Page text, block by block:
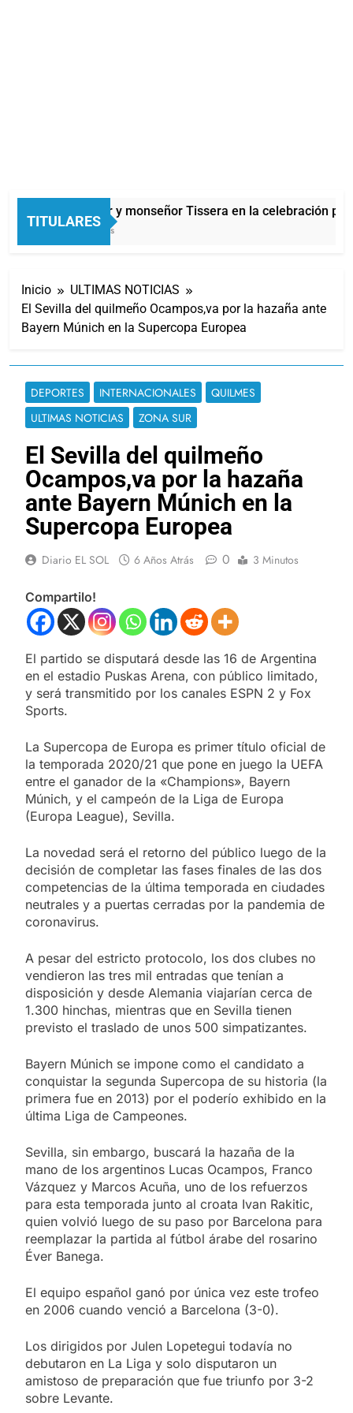
TITULARES
Carlos Balor y monseñor Tissera en la celebración por
58 Minutos Atrás
Inicio
ULTIMAS NOTICIAS
El Sevilla del quilmeño Ocampos,va por la hazaña ante
Bayern Múnich en la Supercopa Europea
DEPORTES INTERNACIONALES
QUILMES
ULTIMAS NOTICIAS
ZONA SUR
El Sevilla del quilmeño
Ocampos,va por la hazaña
ante Bayern Múnich en la
Supercopa Europea
Diario EL SOL 6 Años Atrás 0 3 Minutos
Compartilo!
El partido se disputará desde las 16 de Argentina
en el estadio Puskas Arena, con público limitado,
y será transmitido por los canales ESPN 2 y Fox
Sports.
La Supercopa de Europa es primer título oficial de
la temporada 2020/21 que pone en juego la UEFA
entre el ganador de la «Champions», Bayern
Múnich, y el campeón de la Liga de Europa
(Europa League), Sevilla.
La novedad será el retorno del público luego de la
decisión de completar las fases finales de las dos
competencias de la última temporada en ciudades
neutrales y a puertas cerradas por la pandemia de
coronavirus.
A pesar del estricto protocolo, los dos clubes no
vendieron las tres mil entradas que tenían a
disposición y desde Alemania viajarían cerca de
1.300 hinchas, mientras que en Sevilla tienen
previsto el traslado de unos 500 simpatizantes.
Bayern Múnich se impone como el candidato a
conquistar la segunda Supercopa de su historia (la
primera fue en 2013) por el poderío exhibido en la
última Liga de Campeones.
Sevilla, sin embargo, buscará la hazaña de la
mano de los argentinos Lucas Ocampos, Franco
Vázquez y Marcos Acuña, uno de los refuerzos
para esta temporada junto al croata Ivan Rakitic,
quien volvió luego de su paso por Barcelona para
reemplazar la partida al fútbol árabe del rosarino
Éver Banega.
El equipo español ganó por única vez este trofeo
en 2006 cuando venció a Barcelona (3-0).
Los dirigidos por Julen Lopetegui todavía no
debutaron en La Liga y solo disputaron un
amistoso de preparación que fue triunfo por 3-2
sobre Levante.